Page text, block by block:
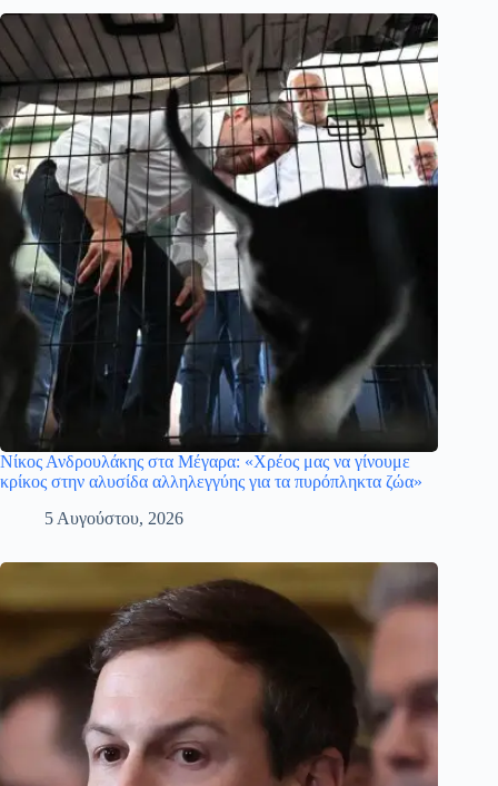
Νίκος Ανδρουλάκης στα Μέγαρα: «Χρέος μας να γίνουμε
κρίκος στην αλυσίδα αλληλεγγύης για τα πυρόπληκτα ζώα»
5 Αυγούστου, 2026